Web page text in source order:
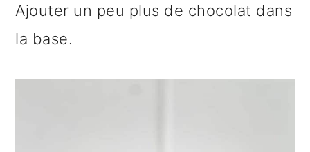
Ajouter un peu plus de chocolat dans
la base.